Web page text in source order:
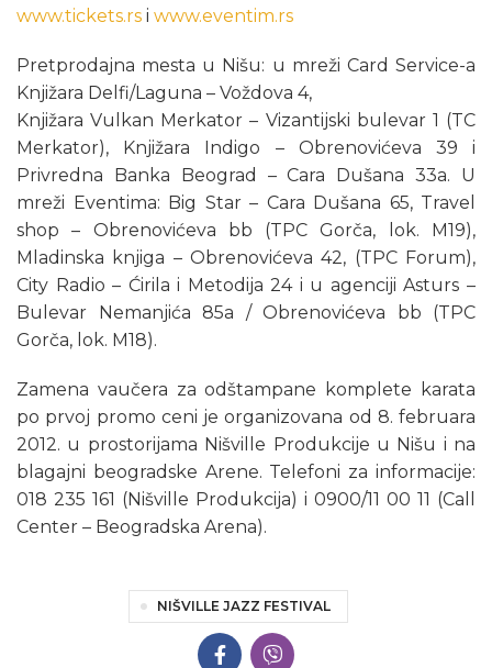
www.tickets.rs i www.eventim.rs
Pretprodajna mesta u Nišu: u mreži Card Service-a
Knjižara Delfi/Laguna – Voždova 4,
Knjižara Vulkan Merkator – Vizantijski bulevar 1 (TC
Merkator), Knjižara Indigo – Obrenovićeva 39 i
Privredna Banka Beograd – Cara Dušana 33a. U
mreži Eventima: Big Star – Cara Dušana 65, Travel
shop – Obrenovićeva bb (TPC Gorča, lok. M19),
Mladinska knjiga – Obrenovićeva 42, (TPC Forum),
City Radio – Ćirila i Metodija 24 i u agenciji Asturs –
Bulevar Nemanjića 85a / Obrenovićeva bb (TPC
Gorča, lok. M18).
Zamena vaučera za odštampane komplete karata
po prvoj promo ceni je organizovana od 8. februara
2012. u prostorijama Nišville Produkcije u Nišu i na
blagajni beogradske Arene. Telefoni za informacije:
018 235 161 (Nišville Produkcija) i 0900/11 00 11 (Call
Center – Beogradska Arena).
NIŠVILLE JAZZ FESTIVAL